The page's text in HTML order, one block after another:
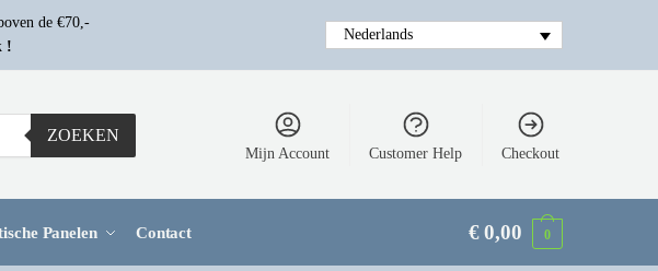
de €70,-
!
Nederlands
ZOEKEN
Mijn Account Customer Help Checkout
Panelen Contact €0,00 0